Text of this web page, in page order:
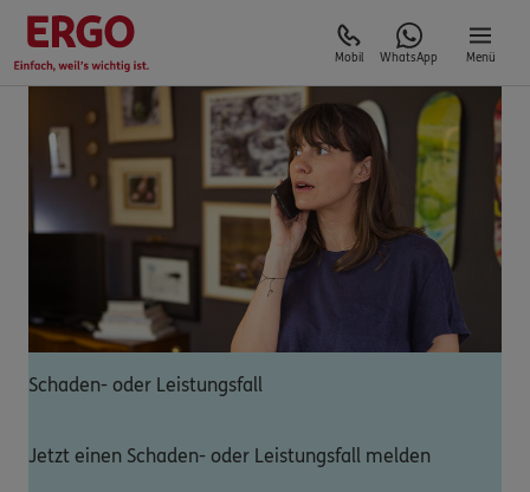
Mobil WhatsApp Menü
Schaden- oder Leistungsfall
Jetzt einen Schaden- oder Leistungsfall melden